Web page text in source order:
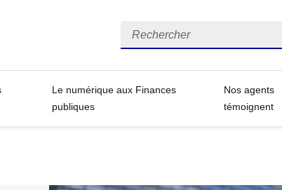
Rechercher
Le numérique aux Finances
publiques
Nos agents
témoignent